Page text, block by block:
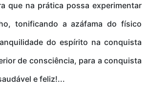
que na prática possa experimentar
tonificando a azáfama do físico
do espírito na conquista
de consciência, para a conquista
e feliz!...